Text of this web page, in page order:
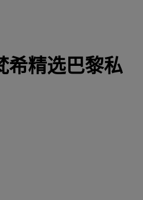
希精选巴黎私